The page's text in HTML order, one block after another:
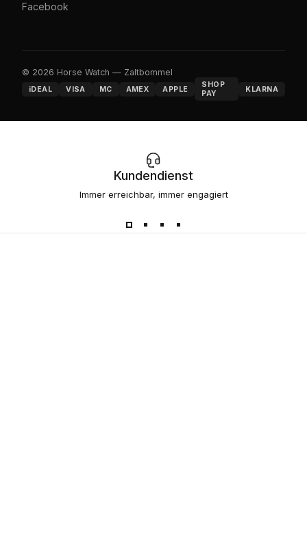
Facebook
© 2026 Horse Watch — Zaltbommel
iDEAL VISA MC AMEX APPLE
SHOP
PAY
KLARNA
Kundendienst
Immer erreichbar, immer engagiert